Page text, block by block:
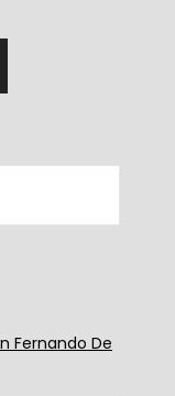
Fernando De